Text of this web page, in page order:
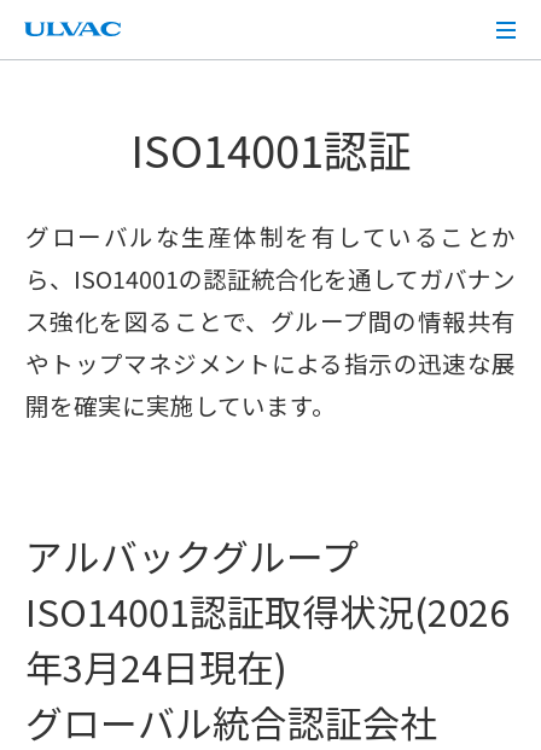
ULVAC
ISO14001認証
グローバルな生産体制を有していることか
ら、ISO14001の認証統合化を通してガバナン
ス強化を図ることで、グループ間の情報共有
やトップマネジメントによる指示の迅速な展
開を確実に実施しています。
アルバックグループ
ISO14001認証取得状況(2026
年3月24日現在)
グローバル統合認証会社